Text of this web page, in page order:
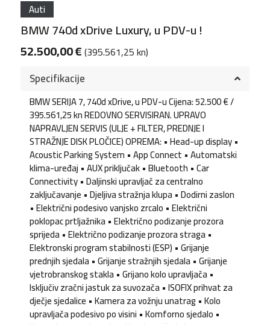
Auti
BMW 740d xDrive Luxury, u PDV-u !
52.500,00€(395.561,25 kn)
Specifikacije
BMW SERIJA 7, 740d xDrive, u PDV-u Cijena: 52.500 € /
395.561,25 kn REDOVNO SERVISIRAN. UPRAVO
NAPRAVLJEN SERVIS (ULJE + FILTER, PREDNJE I
STRAŽNJE DISK PLOČICE) OPREMA: • Head-up display •
Acoustic Parking System • App Connect • Automatski
klima-uređaj • AUX priključak • Bluetooth • Car
Connectivity • Daljinski upravljač za centralno
zaključavanje • Djeljiva stražnja klupa • Dodirni zaslon
• Električni podesivo vanjsko zrcalo • Električni
poklopac prtljažnika • Električno podizanje prozora
sprijeda • Električno podizanje prozora straga •
Elektronski program stabilnosti (ESP) • Grijanje
prednjih sjedala • Grijanje stražnjih sjedala • Grijanje
vjetrobranskog stakla • Grijano kolo upravljača •
Isključiv zračni jastuk za suvozača • ISOFIX prihvat za
dječje sjedalice • Kamera za vožnju unatrag • Kolo
upravljača podesivo po visini • Komforno sjedalo •